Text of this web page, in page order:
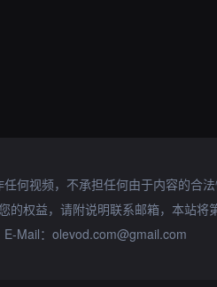
何视频，不承担任何由于内容的合
的权益，请附说明联系邮箱，本站将
Mail：olevod.com@gmail.com